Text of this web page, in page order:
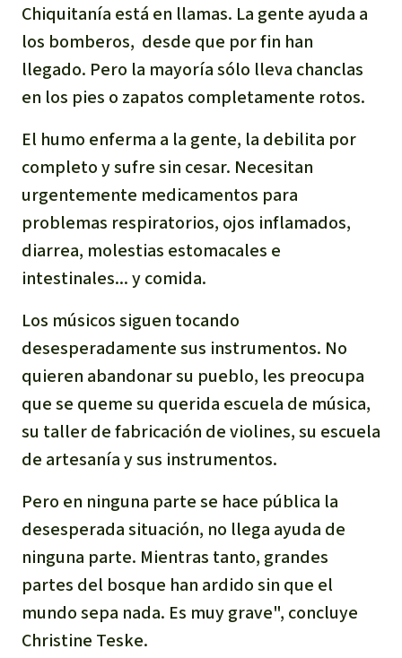
Chiquitanía está en llamas. La gente ayuda a
los bomberos, desde que por fin han
llegado. Pero la mayoría sólo lleva chanclas
en los pies o zapatos completamente rotos.
El humo enferma a la gente, la debilita por
completo y sufre sin cesar. Necesitan
urgentemente medicamentos para
problemas respiratorios, ojos inflamados,
diarrea, molestias estomacales e
intestinales... y comida.
Los músicos siguen tocando
desesperadamente sus instrumentos. No
quieren abandonar su pueblo, les preocupa
que se queme su querida escuela de música,
su taller de fabricación de violines, su escuela
de artesanía y sus instrumentos.
Pero en ninguna parte se hace pública la
desesperada situación, no llega ayuda de
ninguna parte. Mientras tanto, grandes
partes del bosque han ardido sin que el
mundo sepa nada. Es muy grave", concluye
Christine Teske.